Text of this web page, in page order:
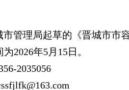
市管理局起草的 《晋城市市
为2026年5月 15日。
2035056